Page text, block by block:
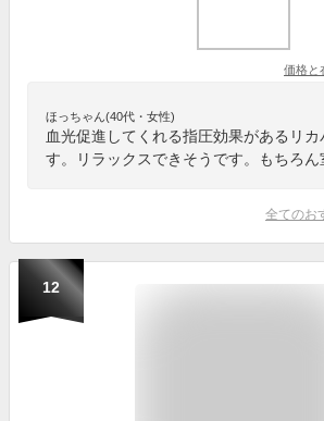
価格と
ほっちゃん(40代・女性)
血光促進してくれる指圧効果があるリ
す。リラックスできそうです。もちろん
全てのお
12